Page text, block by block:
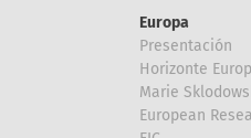
Europa
Presentación
Horizonte
Marie
European